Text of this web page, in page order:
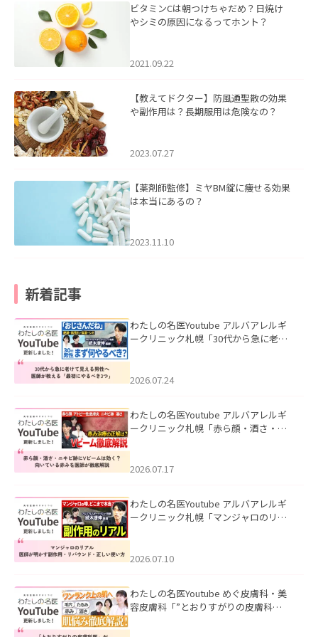
ビタミンCは朝つけちゃだめ？日焼け
やシミの原因になるってホント？
2021.09.22
【教えてドクター】防風通聖散の効果
や副作用は？長期服用は危険なの？
2023.07.27
【薬剤師監修】ミヤBM錠に痩せる効果
は本当にあるの？
2023.11.10
新着記事
わたしの名医Youtube アルバアレルギ
ークリニック札幌「30代から急に老け
た。
2026.07.24
わたしの名医Youtube アルバアレルギ
ークリニック札幌「赤ら顔・酒さ・ニ
した。
2026.07.17
わたしの名医Youtube アルバアレルギ
ークリニック札幌「マンジャロのリア
た。
2026.07.10
わたしの名医Youtube めぐ皮膚科・美
容皮膚科「”とおりすがりの皮膚科